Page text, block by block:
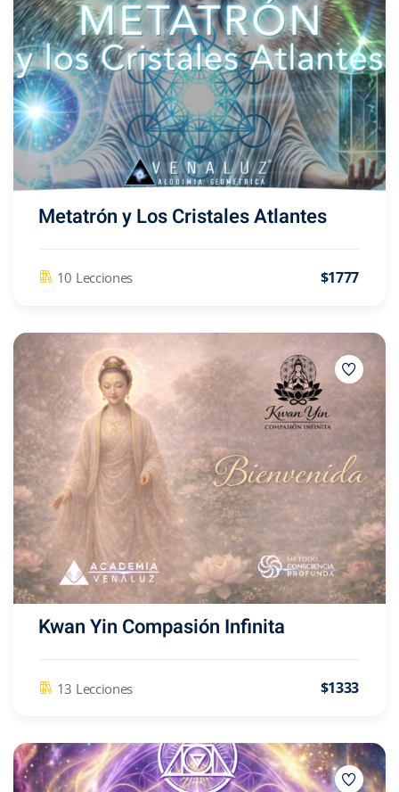
Metatrón y Los Cristales Atlantes
10 Lecciones $1777
Kwan Yin Compasión Infinita
13 Lecciones $1333